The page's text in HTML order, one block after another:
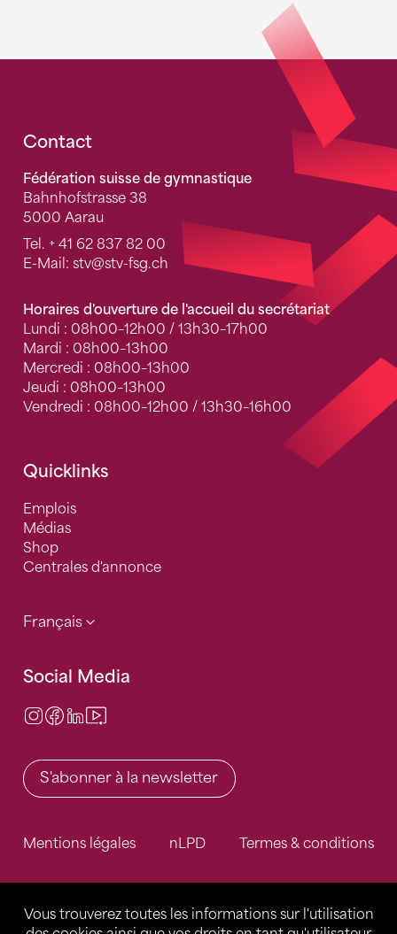
Vous trouverez toutes les informations sur l'utilisation
Fusszeile
Contact
Fédération suisse de gymnastique
Bahnhofstrasse 38
5000 Aarau
Tel. + 41 62 837 82 00
E-Mail: stv@stv-fsg.ch
Horaires d'ouverture de l'accueil du secrétariat
Lundi : 08h00–12h00 / 13h30–17h00
Mardi : 08h00–13h00
Mercredi : 08h00–13h00
Jeudi : 08h00–13h00
Vendredi : 08h00–12h00 / 13h30–16h00
Quicklinks
Emplois
Médias
Shop
Centrales d'annonce
Français
Social Media
Instagram
Facebook
LinkedIn
S'abonner à la newsletter
Mentions légales nLPD Termes & conditions